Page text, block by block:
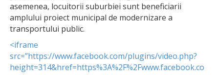
asemenea, locuitorii suburbiei sunt beneficiarii
amplului proiect municipal de modernizare a
transportului public.
<iframe
src=”https://www.facebook.com/plugins/video.php?
height=314&href=https%3A%2F%2Fwww.facebook.co